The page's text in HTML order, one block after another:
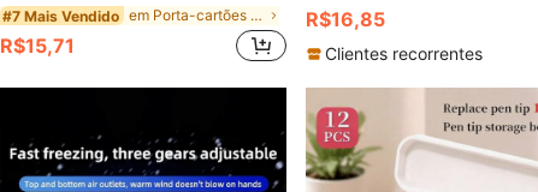
#7 Mais Vendido em Porta-cartões adesivos
R$15,71
R$16,85
Clientes recorrentes